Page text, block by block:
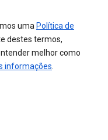
uma Política de
destes termos,
melhor como
informações